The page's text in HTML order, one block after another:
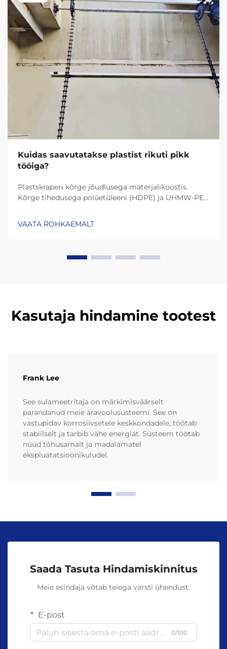
Kuidas saavutatakse plastist rikuti pikk
tööiga?
Plastskraperi kõrge jõudlusega materjalikoostis.
Kõrge tihedusega polüetüleeni (HDPE) ja UHMW-PE
VAATA ROHKAEMALT
Kasutaja hindamine tootest
Frank Lee
See sulameetritaja on märkimisväärselt
parandanud meie äravoolusüsteemi. See on
vastupidav korrosiivsetele keskkondadele, töötab
stabiilselt ja tarbib vähe energiat. Süsteem töötab
nüüd tõhusamalt ja madalamatel
ekspluatatsioonikuludel.
Saada Tasuta Hindamiskinnitus
Meie esindaja võtab teiega varsti ühendust.
E-post
0/100